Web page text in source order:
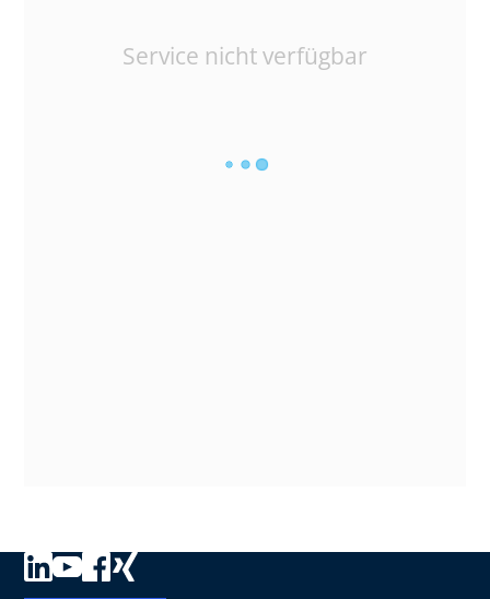
Service nicht verfügbar